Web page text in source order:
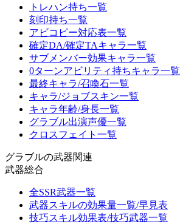
トレハン持ち一覧
刻印持ち一覧
アビコピー対応表一覧
確定DA/確定TAキャラ一覧
サブメンバー効果キャラ一覧
0ターンアビリティ持ちキャラ一覧
最終キャラ/召喚石一覧
キャラ/ジョブスキン一覧
キャラ年齢/身長一覧
グラブル出演声優一覧
クロスフェイト一覧
グラブルの武器関連
武器総合
全SSR武器一覧
武器スキルの効果量一覧/早見表
技巧スキル効果表/技巧武器一覧